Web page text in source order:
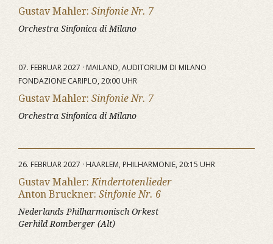
Gustav Mahler: Sinfonie Nr. 7
Orchestra Sinfonica di Milano
07. FEBRUAR 2027 · MAILAND, AUDITORIUM DI MILANO
FONDAZIONE CARIPLO, 20:00 UHR
Gustav Mahler: Sinfonie Nr. 7
Orchestra Sinfonica di Milano
26. FEBRUAR 2027 · HAARLEM, PHILHARMONIE, 20:15 UHR
Gustav Mahler:Kindertotenlieder
Anton Bruckner: Sinfonie Nr. 6
Nederlands Philharmonisch Orkest
Gerhild Romberger (Alt)